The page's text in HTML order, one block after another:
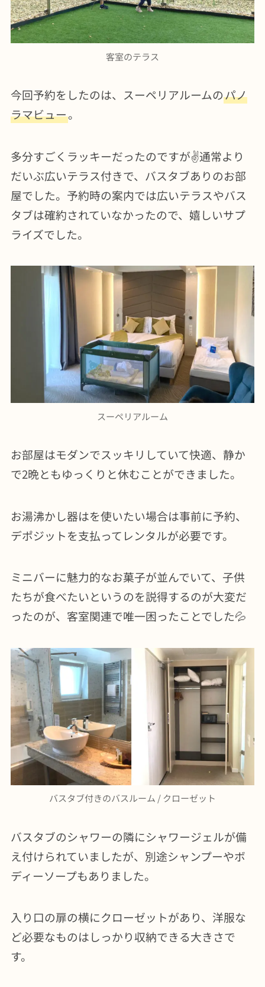
客室のテラス
今回予約をしたのは、スーペリアルームのパノ
ラマビュー。
多分すごくラッキーだったのですが✌️通常より
だいぶ広いテラス付きで、バスタブありのお部
屋でした。予約時の案内では広いテラスやバス
タブは確約されていなかったので、嬉しいサプ
ライズでした。
スーペリアルーム
お部屋はモダンでスッキリしていて快適、静か
で2晩ともゆっくりと休むことができました。
お湯沸かし器はを使いたい場合は事前に予約、
デポジットを支払ってレンタルが必要です。
ミニバーに魅力的なお菓子が並んでいて、子供
たちが食べたいというのを説得するのが大変だ
ったのが、客室関連で唯一困ったことでした💦
バスタブ付きのバスルーム / クローゼット
バスタブのシャワーの隣にシャワージェルが備
え付けられていましたが、別途シャンプーやボ
ディーソープもありました。
入り口の扉の横にクローゼットがあり、洋服な
ど必要なものはしっかり収納できる大きさで
す。